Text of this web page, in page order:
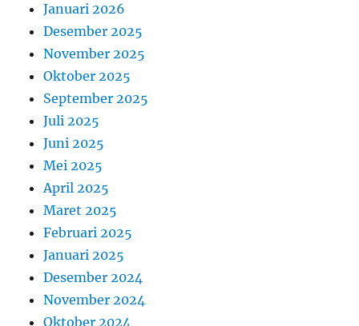
Januari 2026
Desember 2025
November 2025
Oktober 2025
September 2025
Juli 2025
Juni 2025
Mei 2025
April 2025
Maret 2025
Februari 2025
Januari 2025
Desember 2024
November 2024
Oktober 2024